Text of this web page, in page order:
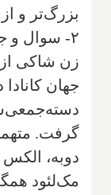
بزرگ‌تر و
۲- سوال و
جهان
گرفت.
دوبه، الکس
مک‌لئود